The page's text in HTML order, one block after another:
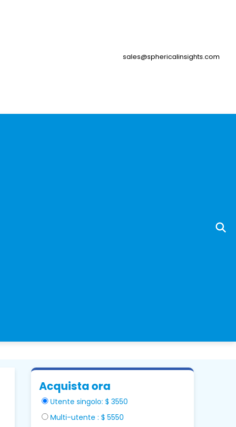
sales@sphericalinsights.com
Acquista ora
Utente singolo: $ 3550
Multi-utente : $ 5550